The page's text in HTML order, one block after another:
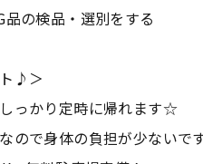
の検品・選別をする
♪＞
っかり定時に帰れます☆
ので身体の負担が少ないで